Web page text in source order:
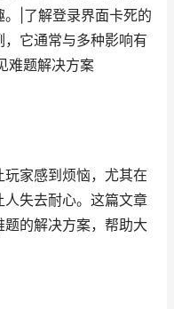
|了解登录界面卡死的
它通常与多种影响有
难题解决方案
家感到烦恼，尤其在
失去耐心。这篇文章
的解决方案，帮助大